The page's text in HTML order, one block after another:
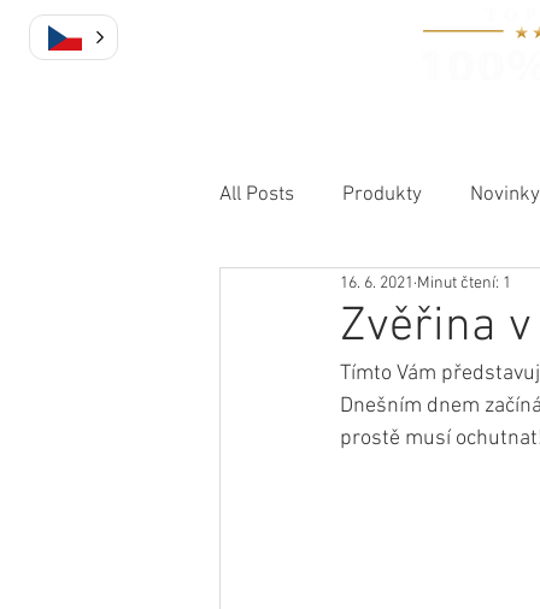
All Posts Produkty Novinky
Zvěřina
16. 6. 2021 Minut čtení: 1
Tímto Vám
Dnešním dnem
prostě musí